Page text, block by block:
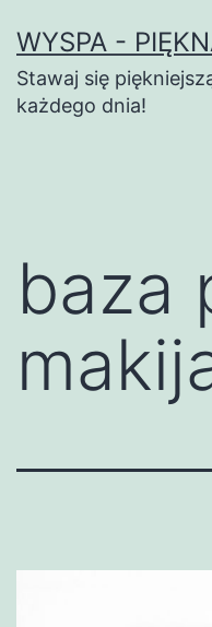
do
treści
WYSPA -
Stawaj się
każdego dnia!
baza